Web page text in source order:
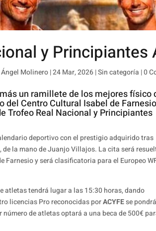
y Principiantes
Ángel Molinero|24 Mar, 2026|Sin categoría |0
un ramillete de los mejores físico
Centro Cultural Isabel de
Trofeo Real Nacional y Principiantes
deportivo con el prestigio adquirido tras
, de la mano de Juanjo Villajos. La cita será
Farnesio y será clasificatoria para el Europeo
atletas tendrá lugar a las 15:30 horas, dando
licencias Pro reconocidas porACYFEse
de atletas optará a una beca de 500€